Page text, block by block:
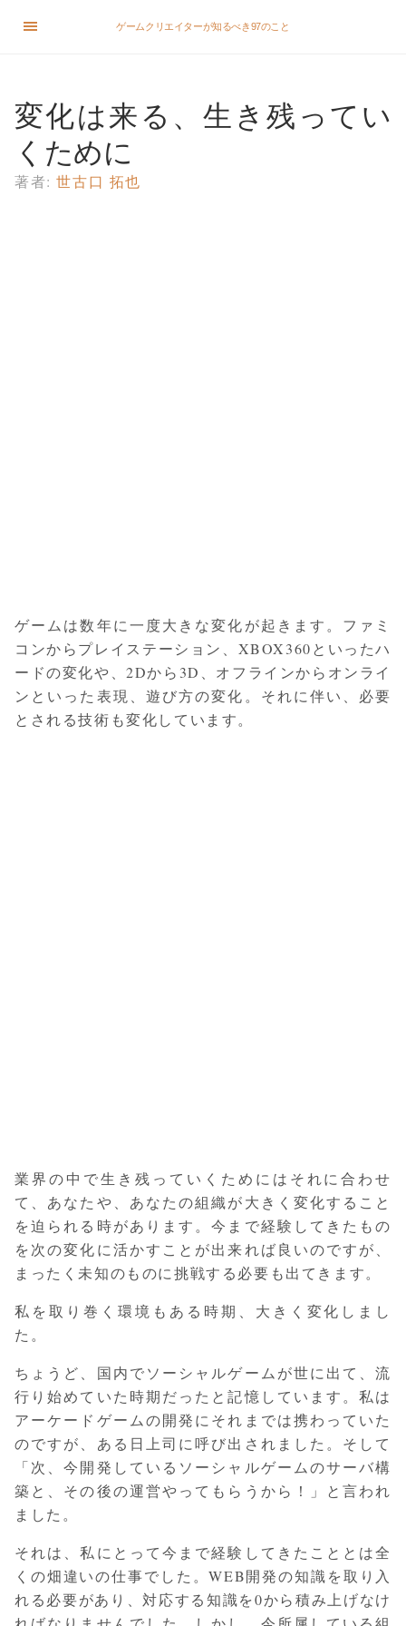
ゲームクリエイターが知るべき97のこと
変化は来る、生き残ってい
くために
著者:世古口 拓也
ゲームは数年に一度大きな変化が起きます。ファミ
コンからプレイステーション、XBOX360といったハ
ードの変化や、2Dから3D、オフラインからオンライ
ンといった表現、遊び方の変化。それに伴い、必要
とされる技術も変化しています。
業界の中で生き残っていくためにはそれに合わせ
て、あなたや、あなたの組織が大きく変化すること
を迫られる時があります。今まで経験してきたもの
を次の変化に活かすことが出来れば良いのですが、
まったく未知のものに挑戦する必要も出てきます。
私を取り巻く環境もある時期、大きく変化しまし
た。
ちょうど、国内でソーシャルゲームが世に出て、流
行り始めていた時期だったと記憶しています。私は
アーケードゲームの開発にそれまでは携わっていた
のですが、ある日上司に呼び出されました。そして
「次、今開発しているソーシャルゲームのサーバ構
築と、その後の運営やってもらうから！」と言われ
ました。
それは、私にとって今まで経験してきたこととは全
くの畑違いの仕事でした。WEB開発の知識を取り入
れる必要があり、対応する知識を0から積み上げなけ